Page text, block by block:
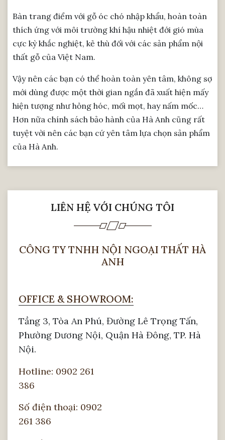
Bàn trang điểm với gỗ óc chó nhập khẩu, hoàn toàn
thích ứng với môi trường khí hậu nhiệt đới gió mùa
cực kỳ khắc nghiệt, kẻ thù đối với các sản phẩm nội
thất gỗ của Việt Nam.
Vậy nên các bạn có thể hoàn toàn yên tâm, không sợ
mới dùng được một thời gian ngắn đã xuất hiện mấy
hiện tượng như hỏng hóc, mối mọt, hay nấm mốc…
Hơn nữa chính sách bảo hành của Hà Anh cũng rất
tuyệt vời nên các bạn cứ yên tâm lựa chọn sản phẩm
của Hà Anh.
LIÊN HỆ VỚI CHÚNG TÔI
CÔNG TY TNHH NỘI NGOẠI THẤT HÀ
ANH
OFFICE & SHOWROOM:
Tầng 3, Tòa An Phú, Đường Lê Trọng Tấn,
Phường Dương Nội, Quận Hà Đông, TP. Hà
Nội.
Hotline: 0902 261
386
Số điện thoại: 0902
261 386